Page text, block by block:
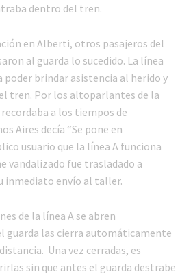
dentro del tren.
en Alberti, otros pasajeros del
al guarda lo sucedido. La línea
brindar asistencia al herido y
tren. Por los altoparlantes de la
a los tiempos de
Aires decía “Se pone en
usuario que la línea A funciona
vandalizado fue trasladado a
inmediato envío al taller.
de la línea A se abren
guarda las cierra automáticamente
Una vez cerradas, es
sin que antes el guarda destrabe